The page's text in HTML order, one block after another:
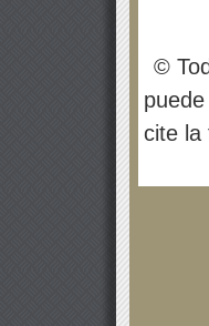
©
cite la